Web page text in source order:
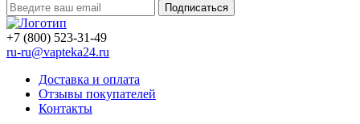
Подписаться
+7 (800) 523-31-49
ru-ru@vapteka24.ru
Доставка и оплата
Отзывы покупателей
Контакты